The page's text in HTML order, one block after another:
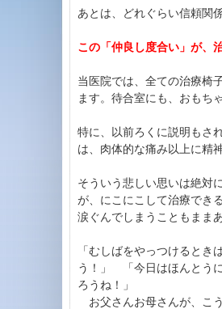
あとは、どれぐらい信頼関
この「仲良し度合い」が、
当医院では、全ての治療椅
ます。待合室にも、おもち
特に、以前ろくに説明もさ
は、肉体的な痛み以上に精
そういう悲しい思いは絶対
が、にこにこして治療でき
涙ぐんでしまうこともまま
「むしばをやっつけるとき
う！」 「今日はほんとう
ろうね！」
お父さんお母さんが、こ